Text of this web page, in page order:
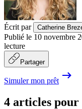
Écrit par Catherine
Publié le 10 novembre
lecture
Partager
Simuler mon prêt
4 articles